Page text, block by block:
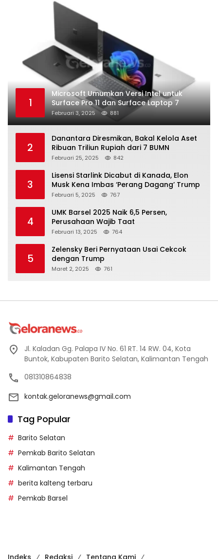
1
Microsoft Umumkan Versi Intel untuk
Surface Pro 11 dan Surface Laptop 7
Februari 3, 2025 881
2
Danantara Diresmikan, Bakal Kelola Aset
Ribuan Triliun Rupiah dari 7 BUMN
Februari 25, 2025 842
3
Lisensi Starlink Dicabut di Kanada, Elon
Musk Kena Imbas ‘Perang Dagang’ Trump
Februari 5, 2025 767
4
UMK Barsel 2025 Naik 6,5 Persen,
Perusahaan Wajib Taat
Februari 13, 2025 764
5
Zelensky Beri Pernyataan Usai Cekcok
dengan Trump
Maret 2, 2025 761
Jl. Kaladan Gg. Palapa IV No. 61 RT. 14 RW. 04, Kota
Buntok, Kabupaten Barito Selatan, Kalimantan Tengah
081310864838
kontak.geloranews@gmail.com
Tag Popular
Barito Selatan
Pemkab Barito Selatan
Kalimantan Tengah
berita kalteng terbaru
Pemkab Barsel